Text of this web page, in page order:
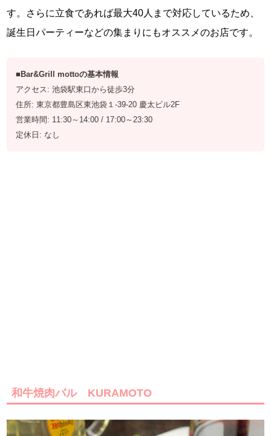
す。さらに立食であれば最大40人まで対応しているため、
誕生日パーティーなどの集まりにもオススメのお店です。
■Bar&Grill mottoの基本情報
アクセス: 池袋駅東口から徒歩3分
住所: 東京都豊島区東池袋１-39-20 慶太ビル2F
営業時間: 11:30～14:00 / 17:00～23:30
定休日: なし
和牛焼肉バル KURAMOTO